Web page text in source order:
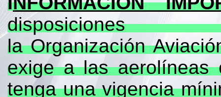
la Organización
exige a las aerolíneas
tenga una vigencia